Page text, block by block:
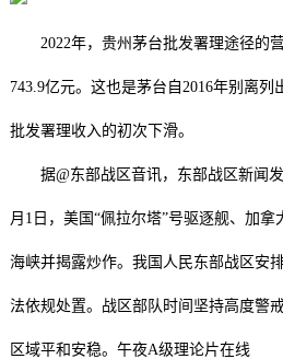
2022年，贵州茅台批发署理途径的营
743.9亿元。这也是茅台自2016年别离列
批发署理收入的初次下滑。
据@东部战区音讯，东部战区新闻发
月1日，美国“佩拉尔塔”号驱逐舰、加拿
海峡并揭露炒作。我国人民东部战区安
法依规处置。战区部队时间坚持高度警
区域平和安稳。午夜A级理论片在线